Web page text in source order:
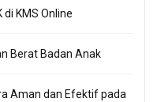
di KMS Online
Berat Badan Anak
Aman dan Efektif pada